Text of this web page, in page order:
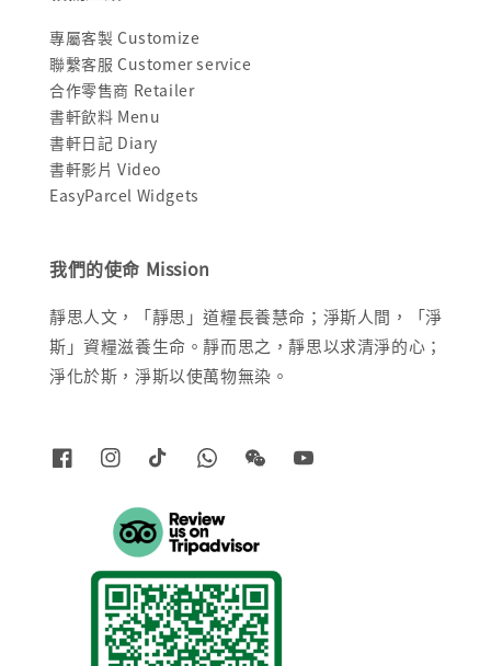
專屬客製 Customize
聯繫客服 Customer service
合作零售商 Retailer
書軒飲料 Menu
書軒日記 Diary
書軒影片 Video
EasyParcel Widgets
我們的使命 Mission
靜思人文，「靜思」道糧長養慧命；淨斯人間，「淨
斯」資糧滋養生命。靜而思之，靜思以求清淨的心；
淨化於斯，淨斯以使萬物無染。